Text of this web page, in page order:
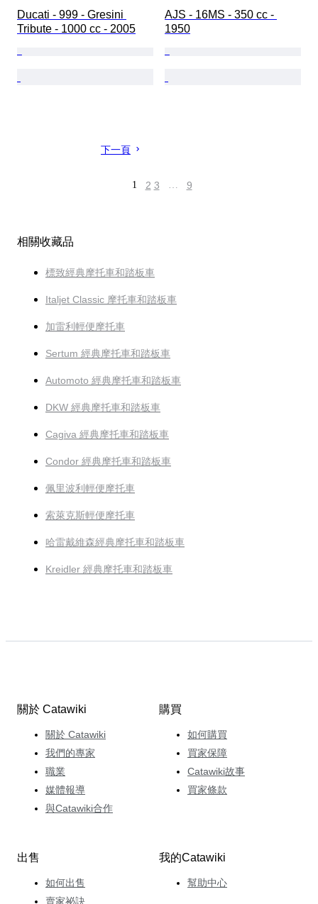
Ducati - 999 - Gresini
Tribute - 1000 cc - 2005
AJS - 16MS - 350 cc -
1950
下一頁
1 2 3 … 9
相關收藏品
標致經典摩托車和踏板車
Italjet Classic 摩托車和踏板車
加雷利輕便摩托車
Sertum 經典摩托車和踏板車
Automoto 經典摩托車和踏板車
DKW 經典摩托車和踏板車
Cagiva 經典摩托車和踏板車
Condor 經典摩托車和踏板車
佩里波利輕便摩托車
索萊克斯輕便摩托車
哈雷戴維森經典摩托車和踏板車
Kreidler 經典摩托車和踏板車
關於 Catawiki
關於 Catawiki
我們的專家
職業
媒體報導
與Catawiki合作
購買
如何購買
買家保障
Catawiki故事
買家條款
出售
如何出售
賣家祕訣
我的Catawiki
幫助中心